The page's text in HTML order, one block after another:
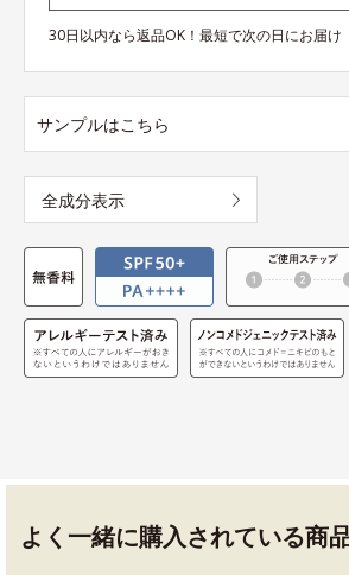
30日以内なら返品OK！最短で次の日にお届け
サンプルはこちら
全成分表示
よく一緒に購入されている商